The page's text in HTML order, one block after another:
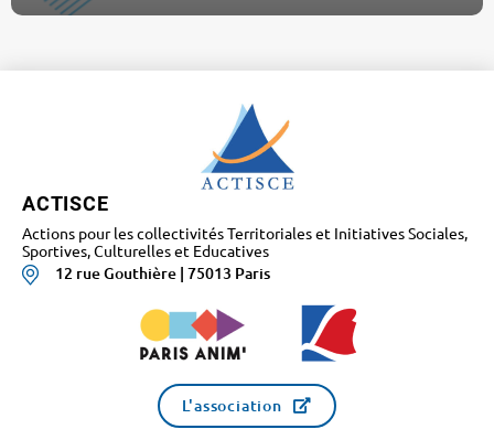
ACTISCE
Actions pour les collectivités Territoriales et Initiatives Sociales,
Sportives, Culturelles et Educatives
12 rue Gouthière | 75013 Paris
L'association